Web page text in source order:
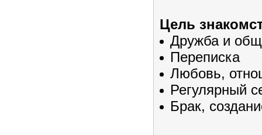
Цель
Дружба и
Переписка
Любовь,
Регулярный
Брак,